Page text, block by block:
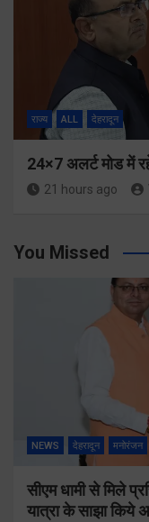
राज्य ALL देहरादून
24×7 अलर्ट मोड में
21 hours ago
You Missed
NEWS देहरादून मनोरंजन
सीएम धामी से मिले
यात्रा के साझा किये